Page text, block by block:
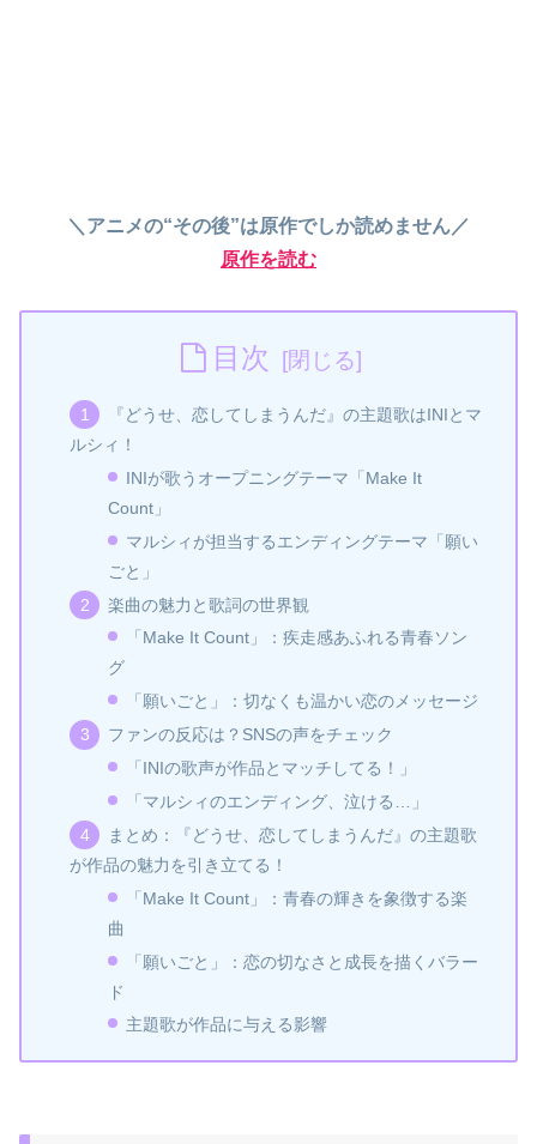
＼アニメの“その後”は原作でしか読めません／
原作を読む
目次
『どうせ、恋してしまうんだ』の主題歌はINIとマ
ルシィ！
INIが歌うオープニングテーマ「Make It
Count」
マルシィが担当するエンディングテーマ「願い
ごと」
楽曲の魅力と歌詞の世界観
「Make It Count」：疾走感あふれる青春ソン
グ
「願いごと」：切なくも温かい恋のメッセージ
ファンの反応は？SNSの声をチェック
「INIの歌声が作品とマッチしてる！」
「マルシィのエンディング、泣ける…」
まとめ：『どうせ、恋してしまうんだ』の主題歌
が作品の魅力を引き立てる！
「Make It Count」：青春の輝きを象徴する楽
曲
「願いごと」：恋の切なさと成長を描くバラー
ド
主題歌が作品に与える影響